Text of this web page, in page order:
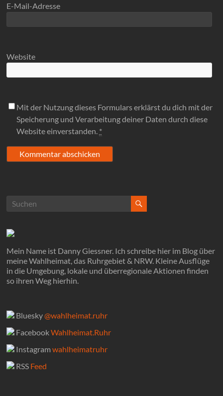
E-Mail-Adresse
Website
Mit der Nutzung dieses Formulars erklärst du dich mit der
Speicherung und Verarbeitung deiner Daten durch diese
Website einverstanden. *
Mein Name ist Danny Giessner. Ich schreibe hier im Blog über
meine Wahlheimat, das Ruhrgebiet & NRW. Kleine Ausflüge
in die Umgebung, lokale und überregionale Aktionen finden
so ihren Weg hierhin.
Bluesky@wahlheimat.ruhr
FacebookWahlheimat.Ruhr
Instagramwahlheimatruhr
RSS Feed